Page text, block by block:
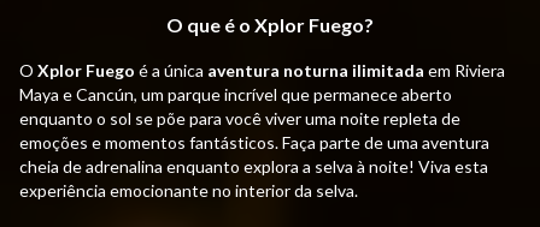
O que é o Xplor Fuego?
O Xplor Fuego é a única aventura noturna ilimitada em Riviera
Maya e Cancún, um parque incrível que permanece aberto
enquanto o sol se põe para você viver uma noite repleta de
emoções e momentos fantásticos. Faça parte de uma aventura
cheia de adrenalina enquanto explora a selva à noite! Viva esta
experiência emocionante no interior da selva.